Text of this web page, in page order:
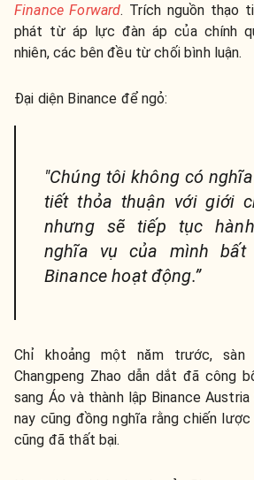
Finance Forward. Trích nguồn thạo
phát từ áp lực đàn áp của chính
nhiên, các bên đều từ chối bình luận.
Đại diện Binance để ngỏ:
"Chúng tôi không có
tiết thỏa thuận với giới
nhưng sẽ tiếp tục
nghĩa vụ của mình
Binance hoạt động.”
Chỉ khoảng một năm trước, sàn
Changpeng Zhao dẫn dắt đã công
sang Áo và thành lập Binance
nay cũng đồng nghĩa rằng chiến
cũng đã thất bại.